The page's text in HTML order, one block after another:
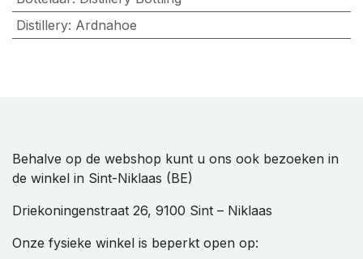
Distillery: Ardnahoe
Behalve op de webshop kunt u ons ook bezoeken in
de winkel in Sint-Niklaas (BE)
Driekoningenstraat 26, 9100 Sint – Niklaas
Onze fysieke winkel is beperkt open op: